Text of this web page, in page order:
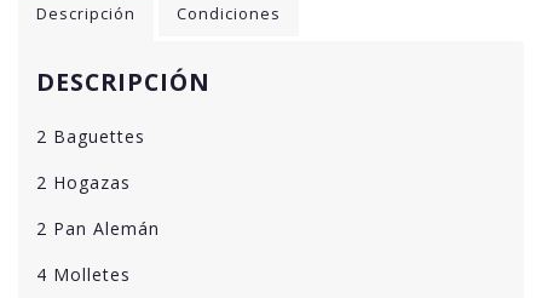
Descripción Condiciones
DESCRIPCIÓN
2 Baguettes
2 Hogazas
2 Pan Alemán
4 Molletes